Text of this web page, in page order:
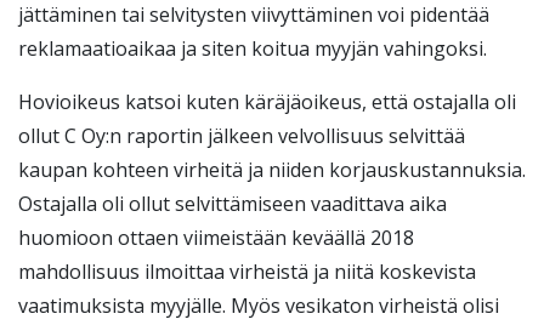
jättäminen tai selvitysten viivyttäminen voi pidentää
reklamaatioaikaa ja siten koitua myyjän vahingoksi.
Hovioikeus katsoi kuten käräjäoikeus, että ostajalla oli
ollut C Oy:n raportin jälkeen velvollisuus selvittää
kaupan kohteen virheitä ja niiden korjauskustannuksia.
Ostajalla oli ollut selvittämiseen vaadittava aika
huomioon ottaen viimeistään keväällä 2018
mahdollisuus ilmoittaa virheistä ja niitä koskevista
vaatimuksista myyjälle. Myös vesikaton virheistä olisi